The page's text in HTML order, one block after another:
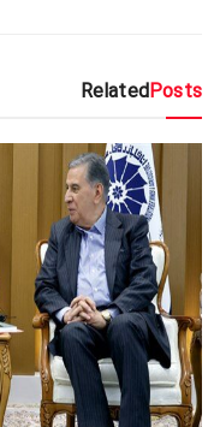
RelatedPosts